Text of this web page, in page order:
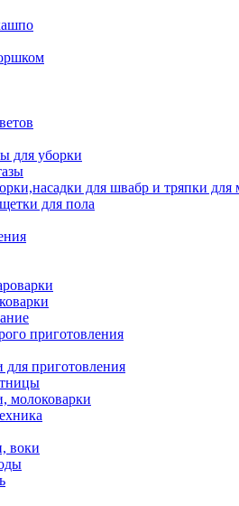
для уборки
для швабр и тряпки для
для пола
приготовления
приготовления
молоковарки
воки